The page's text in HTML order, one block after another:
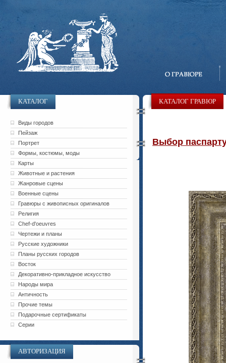
КАТАЛОГ
Виды городов
Пейзаж
Портрет
Формы, костюмы, моды
Карты
Животные и растения
Жанровые сцены
Военные сцены
Гравюры с живописных оригиналов
Религия
Chef-d'oeuvres
Чертежи и планы
Русские художники
Планы русских городов
Восток
Декоративно-прикладное искусство
Народы мира
Античность
Прочие темы
Подарочные сертификаты
Серии
АВТОРИЗАЦИЯ
КАТАЛОГ ГРАВЮР
Выбор